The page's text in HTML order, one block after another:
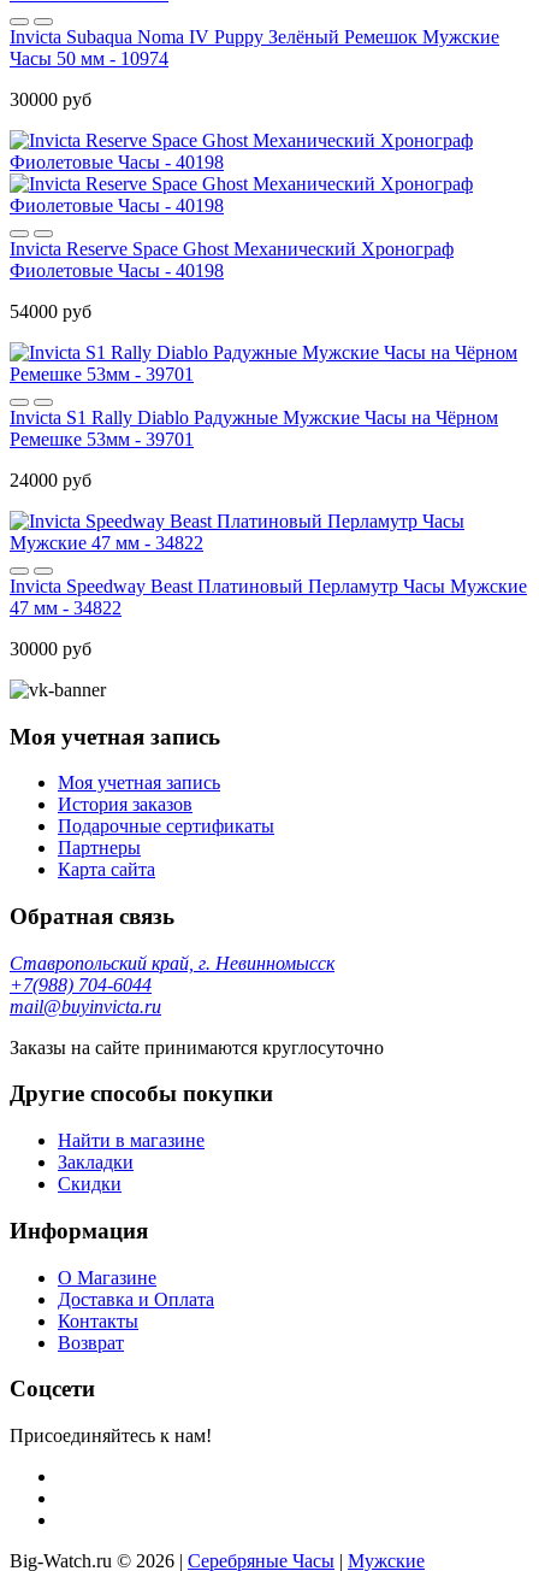
Invicta Subaqua Noma IV Puppy Зелёный Ремешок Мужские
Часы 50 мм - 10974
30000 руб
Invicta Reserve Space Ghost Механический Хронограф
Фиолетовые Часы - 40198
54000 руб
Invicta S1 Rally Diablo Радужные Мужские Часы на Чёрном
Ремешке 53мм - 39701
24000 руб
Invicta Speedway Beast Платиновый Перламутр Часы Мужские
47 мм - 34822
30000 руб
Моя учетная запись
Моя учетная запись
История заказов
Подарочные сертификаты
Партнеры
Карта сайта
Обратная связь
Ставропольский край, г. Невинномысск
+7(988) 704-6044
mail@buyinvicta.ru
Заказы на сайте принимаются круглосуточно
Другие способы покупки
Найти в магазине
Закладки
Скидки
Информация
О Магазине
Доставка и Оплата
Контакты
Возврат
Соцсети
Присоединяйтесь к нам!
Big-Watch.ru © 2026 | Серебряные Часы | Мужские